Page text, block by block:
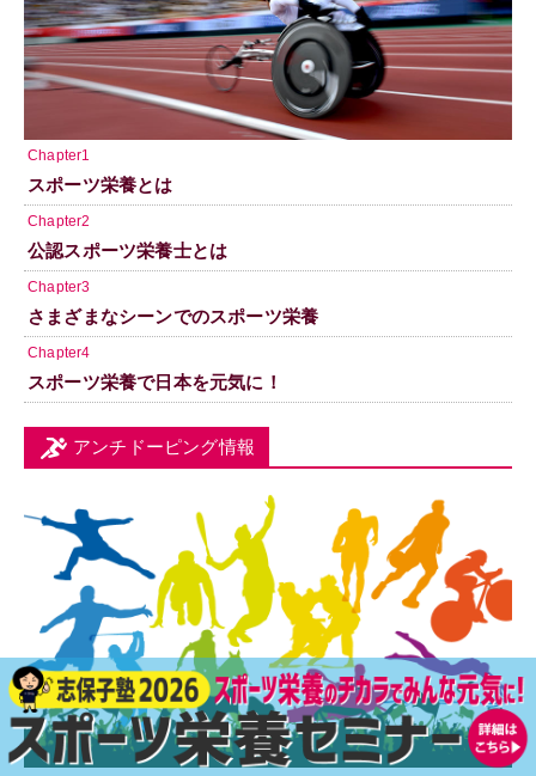
Chapter1
スポーツ栄養とは
Chapter2
公認スポーツ栄養士とは
Chapter3
さまざまなシーンでのスポーツ栄養
Chapter4
スポーツ栄養で日本を元気に！
アンチドーピング情報